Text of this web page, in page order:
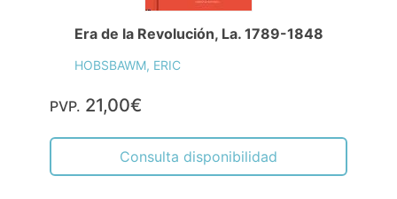
Era de la Revolución, La. 1789-1848
HOBSBAWM, ERIC
PVP. 21,00€
Consulta disponibilidad